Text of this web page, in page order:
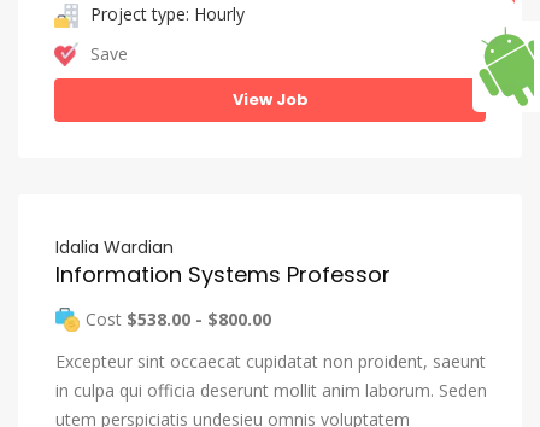
Project type: Hourly
Save
View Job
Idalia Wardian
Information Systems Professor
Cost $538.00 - $800.00
Excepteur sint occaecat cupidatat non proident, saeunt
in culpa qui officia deserunt mollit anim laborum. Seden
utem perspiciatis undesieu omnis voluptatem